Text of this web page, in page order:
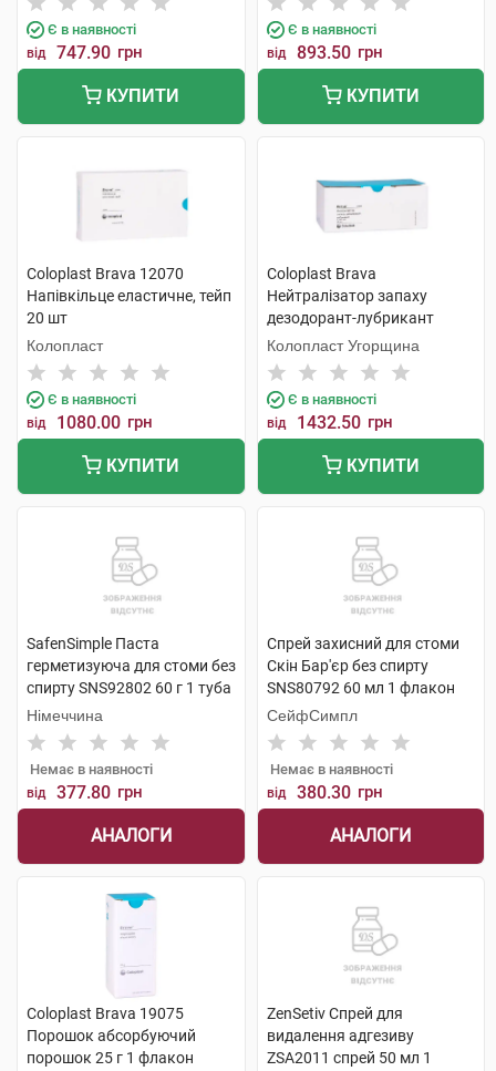
Є в наявності
від 747.90 грн
КУПИТИ
Є в наявності
від 893.50 грн
КУПИТИ
Coloplast Brava 12070
Напівкільце еластичне, тейп
20 шт
Колопласт
Є в наявності
від 1080.00 грн
КУПИТИ
Coloplast Brava
Нейтралізатор запаху
дезодорант-лубрикант
12060 дезодорант 7,5 мл 20
шт
Колопласт Угорщина
Є в наявності
від 1432.50 грн
КУПИТИ
SafenSimple Паста
герметизуюча для стоми без
спирту SNS92802 60 г 1 туба
Німеччина
Немає в наявності
від 377.80 грн
АНАЛОГИ
Спрей захисний для стоми
Скін Бар'єр без спирту
SNS80792 60 мл 1 флакон
СейфСимпл
Немає в наявності
від 380.30 грн
АНАЛОГИ
Coloplast Brava 19075
Порошок абсорбуючий
порошок 25 г 1 флакон
ZenSetiv Спрей для
видалення адгезиву
ZSA2011 спрей 50 мл 1